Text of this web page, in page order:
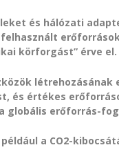
és hálózati
körforgást” érve el.
létrehozásának
és értékes
globális erőforrás-
a CO2-